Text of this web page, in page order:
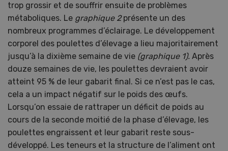
trop grossir et de souffrir ensuite de problèmes
métaboliques. Le graphique 2présente un des
nombreux programmes d’éclairage. Le développement
corporel des poulettes d’élevage a lieu majoritairement
jusqu’à la dixième semaine de vie (graphique 1). Après
douze semaines de vie, les poulettes devraient avoir
atteint 95 % de leur gabarit final. Si ce n’est pas le cas,
cela a un impact négatif sur le poids des œufs.
Lorsqu’on essaie de rattraper un déficit de poids au
cours de la seconde moitié de la phase d’élevage, les
poulettes engraissent et leur gabarit reste sous-
développé. Les teneurs et la structure de l’aliment ont